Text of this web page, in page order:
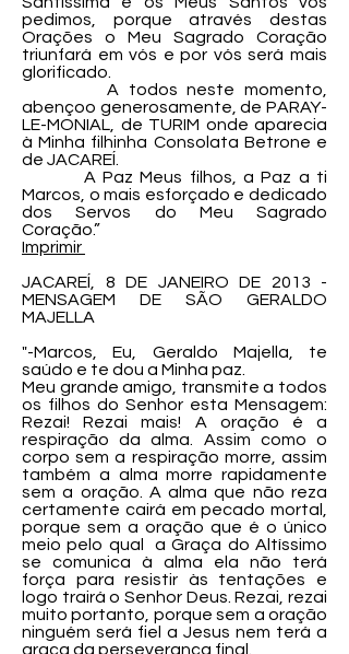
pedimos, porque através destas
Orações o Meu Sagrado Coração
triunfará em vós e por vós será mais
glorificado.
A todos neste momento,
abençoo generosamente, de PARAY-
LE-MONIAL, de TURIM onde aparecia
à Minha filhinha Consolata Betrone e
de JACAREÍ.
A Paz Meus filhos, a Paz a ti
Marcos, o mais esforçado e dedicado
dos Servos do Meu Sagrado
Coração.”
Imprimir
JACAREÍ, 8 DE JANEIRO DE 2013 -
MENSAGEM DE SÃO GERALDO
MAJELLA
"-Marcos, Eu, Geraldo Majella, te
saúdo e te dou a Minha paz.
Meu grande amigo, transmite a todos
os filhos do Senhor esta Mensagem:
Rezai! Rezai mais! A oração é a
respiração da alma. Assim como o
corpo sem a respiração morre, assim
também a alma morre rapidamente
sem a oração. A alma que não reza
certamente cairá em pecado mortal,
porque sem a oração que é o único
meio pelo qual a Graça do Altíssimo
se comunica à alma ela não terá
força para resistir às tentações e
logo trairá o Senhor Deus. Rezai, rezai
muito portanto, porque sem a oração
ninguém será fiel a Jesus nem terá a
graça da perseverança final.